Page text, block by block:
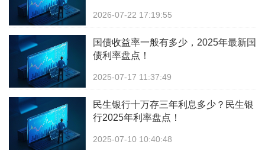
2026-07-22 17:19:55
国债收益率一般有多少，2025年最新国
债利率盘点！
2025-07-17 11:37:49
民生银行十万存三年利息多少？民生银
行2025年利率盘点！
2025-07-10 10:40:48